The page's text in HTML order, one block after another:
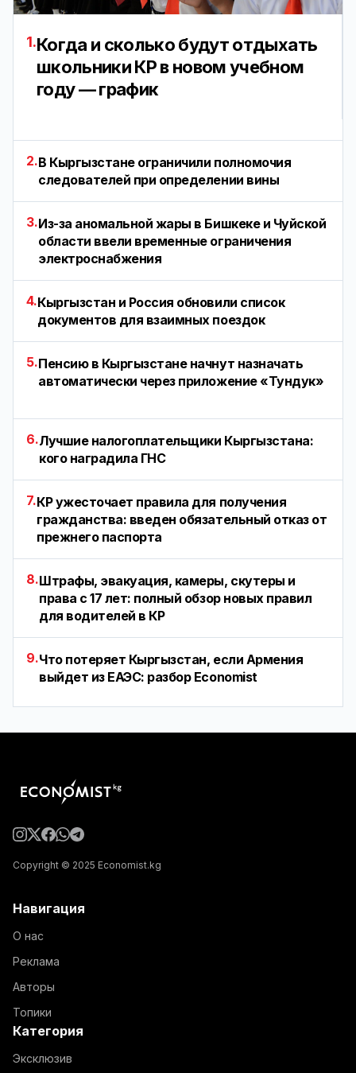
1.Когда и сколько будут отдыхать
школьники КР в новом учебном
году — график
2.В Кыргызстане ограничили полномочия
следователей при определении вины
3.Из-за аномальной жары в Бишкеке и Чуйской
области ввели временные ограничения
электроснабжения
4.Кыргызстан и Россия обновили список
документов для взаимных поездок
5.Пенсию в Кыргызстане начнут назначать
автоматически через приложение «Тундук»
6.Лучшие налогоплательщики Кыргызстана:
кого наградила ГНС
7.КР ужесточает правила для получения
гражданства: введен обязательный отказ от
прежнего паспорта
8.Штрафы, эвакуация, камеры, скутеры и
права с 17 лет: полный обзор новых правил
для водителей в КР
9.Что потеряет Кыргызстан, если Армения
выйдет из ЕАЭС: разбор Economist
Copyright © 2025 Economist.kg
Навигация
О нас
Реклама
Авторы
Топики
Категория
Эксклюзив